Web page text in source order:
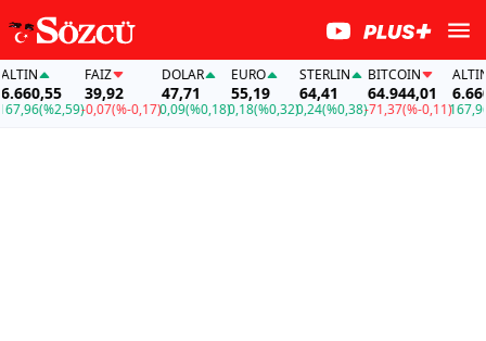
(%2,59)
FAİZ
39,92
-0,07(%-0,17)
DOLAR
47,71
0,09(%0,18)
EURO
55,19
0,18(%0,32)
STERLIN
64,41
0,24(%0,38)
BITCOIN
64.944,01
-71,37(%-0,11)
ALTIN
167,96